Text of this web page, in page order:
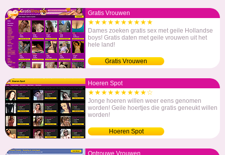
Gratis Vrouwen
★★★★★★★★★★
Dames zoeken gratis sex met geile Hollandse
boys! Gratis daten met geile vrouwen uit het
hele land!
Gratis Vrouwen
Hoeren Spot
★★★★★★★★★☆
Jonge hoeren willen weer eens genomen
worden! Geile hoertjes die gratis geneukt willen
worden!
Hoeren Spot
Ontrouwe Vrouwen